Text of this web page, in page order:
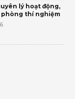
lý hoạt động,
phòng thí nghiệm